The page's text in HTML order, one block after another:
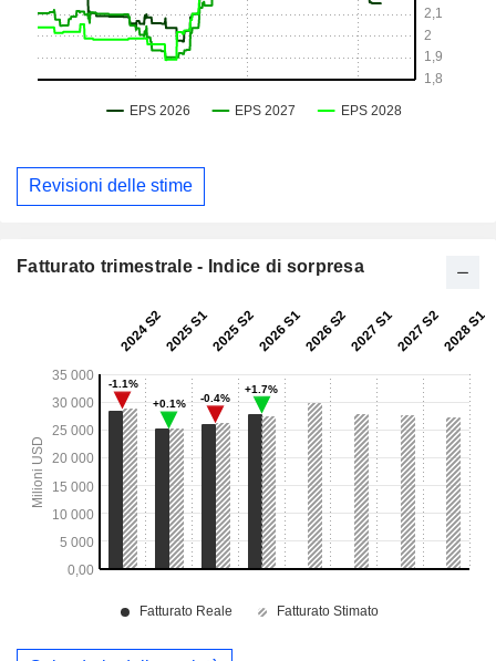
Revisioni delle stime
Fatturato trimestrale - Indice di sorpresa